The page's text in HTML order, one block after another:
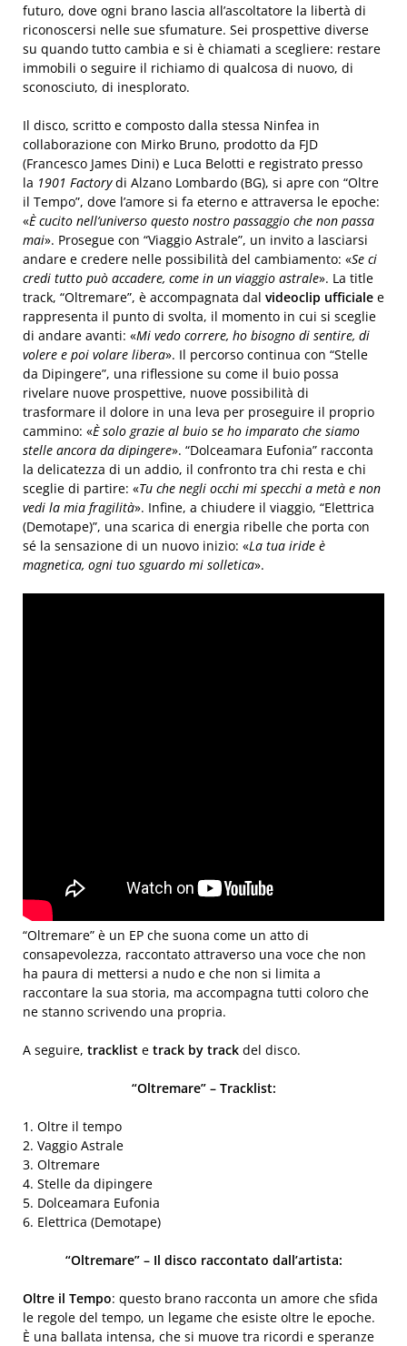
futuro, dove ogni brano lascia all’ascoltatore la libertà di
riconoscersi nelle sue sfumature. Sei prospettive diverse
su quando tutto cambia e si è chiamati a scegliere: restare
immobili o seguire il richiamo di qualcosa di nuovo, di
sconosciuto, di inesplorato.
Il disco, scritto e composto dalla stessa Ninfea in
collaborazione con Mirko Bruno, prodotto da FJD
(Francesco James Dini) e Luca Belotti e registrato presso
la 1901 Factorydi Alzano Lombardo (BG), si apre con “Oltre
il Tempo”, dove l’amore si fa eterno e attraversa le epoche:
«È cucito nell’universo questo nostro passaggio che non passa
mai». Prosegue con “Viaggio Astrale”, un invito a lasciarsi
andare e credere nelle possibilità del cambiamento: «Se ci
credi tutto può accadere, come in un viaggio astrale». La title
track, “Oltremare”, è accompagnata dal videoclip ufficiale e
rappresenta il punto di svolta, il momento in cui si sceglie
di andare avanti: «Mi vedo correre, ho bisogno di sentire, di
volere e poi volare libera». Il percorso continua con “Stelle
da Dipingere”, una riflessione su come il buio possa
rivelare nuove prospettive, nuove possibilità di
trasformare il dolore in una leva per proseguire il proprio
cammino: «È solo grazie al buio se ho imparato che siamo
stelle ancora da dipingere». “Dolceamara Eufonia” racconta
la delicatezza di un addio, il confronto tra chi resta e chi
sceglie di partire: «Tu che negli occhi mi specchi a metà e non
vedi la mia fragilità». Infine, a chiudere il viaggio, “Elettrica
(Demotape)”, una scarica di energia ribelle che porta con
sé la sensazione di un nuovo inizio: «La tua iride è
magnetica, ogni tuo sguardo mi solletica».
“Oltremare” è un EP che suona come un atto di
consapevolezza, raccontato attraverso una voce che non
ha paura di mettersi a nudo e che non si limita a
raccontare la sua storia, ma accompagna tutti coloro che
ne stanno scrivendo una propria.
A seguire, tracklist e track by track del disco.
“Oltremare” – Tracklist:
1. Oltre il tempo
2. Vaggio Astrale
3. Oltremare
4. Stelle da dipingere
5. Dolceamara Eufonia
6. Elettrica (Demotape)
“Oltremare” – Il disco raccontato dall’artista:
Oltre il Tempo: questo brano racconta un amore che sfida
le regole del tempo, un legame che esiste oltre le epoche.
È una ballata intensa, che si muove tra ricordi e speranze